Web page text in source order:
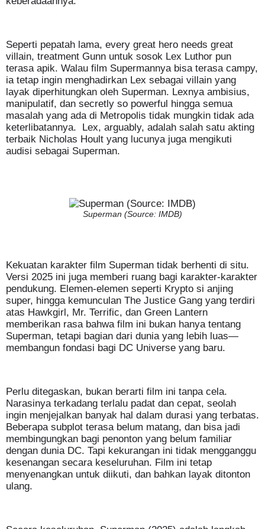
Seperti pepatah lama, every great hero needs great
villain, treatment Gunn untuk sosok Lex Luthor pun
terasa apik. Walau film Supermannya bisa terasa campy,
ia tetap ingin menghadirkan Lex sebagai villain yang
layak diperhitungkan oleh Superman. Lexnya ambisius,
manipulatif, dan secretly so powerful hingga semua
masalah yang ada di Metropolis tidak mungkin tidak ada
keterlibatannya. Lex, arguably, adalah salah satu akting
terbaik Nicholas Hoult yang lucunya juga mengikuti
audisi sebagai Superman.
Superman (Source: IMDB)
Kekuatan karakter film Superman tidak berhenti di situ.
Versi 2025 ini juga memberi ruang bagi karakter-karakter
pendukung. Elemen-elemen seperti Krypto si anjing
super, hingga kemunculan The Justice Gang yang terdiri
atas Hawkgirl, Mr. Terrific, dan Green Lantern
memberikan rasa bahwa film ini bukan hanya tentang
Superman, tetapi bagian dari dunia yang lebih luas—
membangun fondasi bagi DC Universe yang baru.
Perlu ditegaskan, bukan berarti film ini tanpa cela.
Narasinya terkadang terlalu padat dan cepat, seolah
ingin menjejalkan banyak hal dalam durasi yang terbatas.
Beberapa subplot terasa belum matang, dan bisa jadi
membingungkan bagi penonton yang belum familiar
dengan dunia DC. Tapi kekurangan ini tidak mengganggu
kesenangan secara keseluruhan. Film ini tetap
menyenangkan untuk diikuti, dan bahkan layak ditonton
ulang.